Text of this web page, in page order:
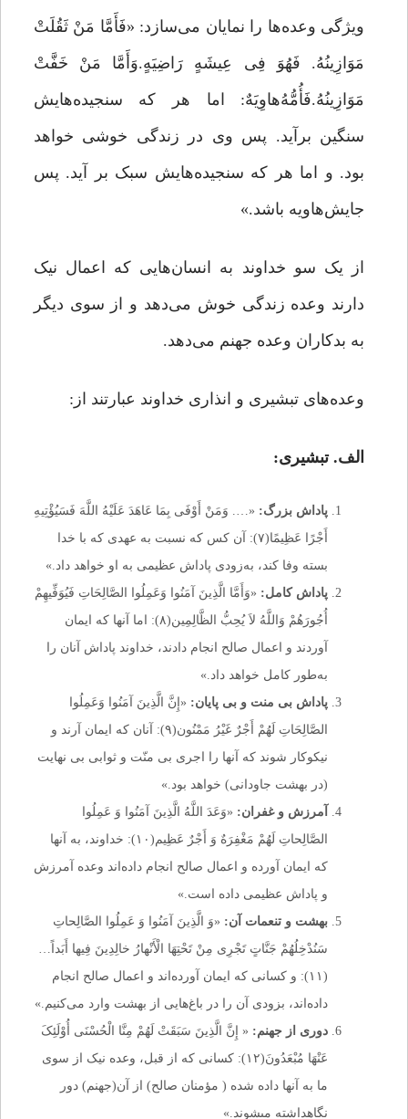
ویژگی وعده‌ها را نمایان می‌سازد: «فَأَمَّا مَنْ ثَقُلَتْ
مَوَازِینُهُ. فَهُوَ فِی عِیشَهٍ رَاضِیَهٍ.وَأَمَّا مَنْ خَفَّتْ
مَوَازِینُهُ.فَأُمُّهُ‌هاوِیَهٌ: اما هر که سنجیده‌‏هایش
سنگین برآید. پس وى در زندگى خوشى خواهد
بود. و اما هر که سنجیده‌هایش سبک بر آید. پس
جایش‌هاویه باشد.»
از یک سو خداوند به انسان‌هایی که اعمال نیک
دارند وعده زندگی خوش می‌دهد و از سوی دیگر
به بدکاران وعده جهنم می‌دهد.
وعده‌های تبشیری و انذاری خداوند عبارتند از:
الف. تبشیری:
پاداش بزرگ: «…. وَمَنْ أَوْفَى بِمَا عَاهَدَ عَلَیْهُ اللَّهَ فَسَیُؤْتِیهِ
أَجْرًا عَظِیمًا(۷): آن کس که نسبت به عهدى که با خدا
بسته وفا کند، به‌زودى پاداش عظیمى به او خواهد داد.»
پاداش کامل: «وَأَمَّا الَّذِینَ آمَنُوا وَعَمِلُوا الصَّالِحَاتِ فَیُوَفِّیهِمْ
أُجُورَهُمْ وَاللَّهُ لاَ یُحِبُّ الظَّالِمِین(۸): اما آنها که ایمان
آوردند و اعمال صالح انجام دادند، خداوند پاداش آنان را
به‌طور کامل خواهد داد.»
پاداش بی منت و بی پایان: «إِنَّ الَّذِینَ آمَنُوا وَعَمِلُوا
الصَّالِحَاتِ لَهُمْ أَجْرٌ غَیْرُ مَمْنُون(۹): آنان که ایمان آرند و
نیکوکار شوند که آنها را اجری بی منّت و ثوابی بی نهایت
(در بهشت جاودانی) خواهد بود.»
آمرزش و غفران: «وَعَدَ اللَّهُ الَّذِینَ آمَنُوا وَ عَمِلُوا
الصَّالِحاتِ لَهُمْ مَغْفِرَهٌ وَ أَجْرٌ عَظِیم‌(۱۰): خداوند، به آنها
که ایمان آورده و اعمال صالح انجام داده‌اند وعده آمرزش
و پاداش عظیمی داده است.»
بهشت و تنعمات آن: «وَ الَّذِینَ آمَنُوا وَ عَمِلُوا الصَّالِحاتِ
سَنُدْخِلُهُمْ جَنَّاتٍ تَجْرِی مِنْ تَحْتِهَا الْأَنْهارُ خالِدِینَ فِیها أَبَداً…
(۱۱): و کسانی که ایمان آورده‌اند و اعمال صالح انجام
داده‌اند، بزودی آن را در باغ‌هایی از بهشت وارد می‌کنیم‌.»
دوری از جهنم: « إِنَّ الَّذِینَ سَبَقَتْ لَهُمْ مِنَّا الْحُسْنَى أُوْلَئِکَ
عَنْهَا مُبْعَدُونَ(۱۲): کسانى که از قبل، وعده نیک از سوى
ما به آنها داده شده ( مؤمنان صالح) از آن(جهنم) دور
نگاهداشته مى‏شوند.»